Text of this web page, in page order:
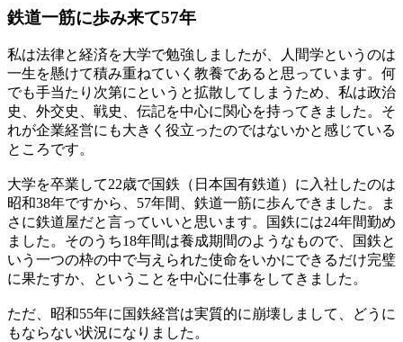
鉄道一筋に歩み来て57年
私は法律と経済を大学で勉強しましたが、人間学というのは
一生を懸けて積み重ねていく教養であると思っています。何
でも手当たり次第にというと拡散してしまうため、私は政治
史、外交史、戦史、伝記を中心に関心を持ってきました。そ
れが企業経営にも大きく役立ったのではないかと感じている
ところです。
大学を卒業して22歳で国鉄（日本国有鉄道）に入社したのは
昭和38年ですから、57年間、鉄道一筋に歩んできました。ま
さに鉄道屋だと言っていいと思います。国鉄には24年間勤め
ました。そのうち18年間は養成期間のようなもので、国鉄と
いう一つの枠の中で与えられた使命をいかにできるだけ完璧
に果たすか、ということを中心に仕事をしてきました。
ただ、昭和55年に国鉄経営は実質的に崩壊しまして、どうに
もならない状況になりました。